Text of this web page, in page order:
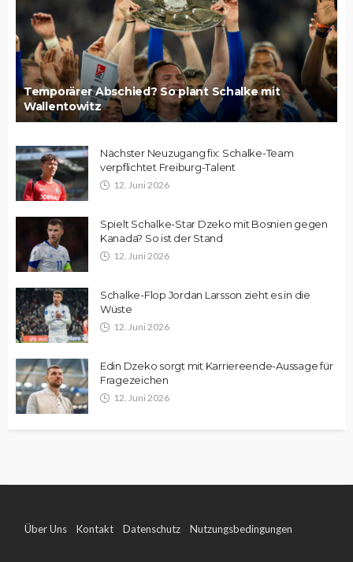
Temporärer Abschied? So plant Schalke mit
Wallentowitz
Nächster Neuzugang fix: Schalke-Team
verpflichtet Freiburg-Talent
12. Juni 2026
Spielt Schalke-Star Dzeko mit Bosnien gegen
Kanada? So ist der Stand
12. Juni 2026
Schalke-Flop Jordan Larsson zieht es in die
Wüste
12. Juni 2026
Edin Dzeko sorgt mit Karriereende-Aussage für
Fragezeichen
12. Juni 2026
Über Uns Kontakt Datenschutz Nutzungsbedingungen